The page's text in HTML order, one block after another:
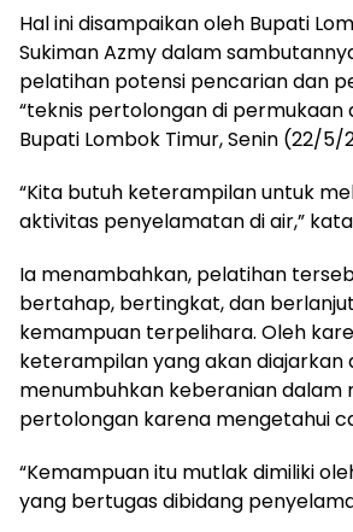
Hal ini disampaikan oleh Bupati
Sukiman Azmy dalam
pelatihan potensi pencarian dan
“teknis pertolongan di permukaan
Bupati Lombok Timur, Senin (22/5/
“Kita butuh keterampilan untuk
aktivitas penyelamatan di air,”
Ia menambahkan, pelatihan
bertahap, bertingkat, dan
kemampuan terpelihara. Oleh
keterampilan yang akan diajarkan
menumbuhkan keberanian dalam
pertolongan karena mengetahui
“Kemampuan itu mutlak dimiliki
yang bertugas dibidang